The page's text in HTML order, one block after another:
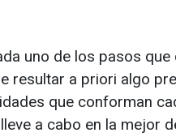
uno de los pasos
resultar a priori algo
que conforman
a cabo en la mejor